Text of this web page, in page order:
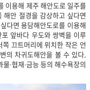
이용해 제주 해안도로 일주를
안 절경을 감상하고 싶다면
다면 용담해안도로를 이용해
앞바다 우도와 쌍벽을 이루
끄트머리에 위치한 작은 언
의 차귀도해안을 볼 수 있다.
∙협재∙금능 등의 해수욕장의